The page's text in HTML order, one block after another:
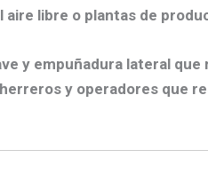
libre o plantas de
y empuñadura lateral
y operadores que